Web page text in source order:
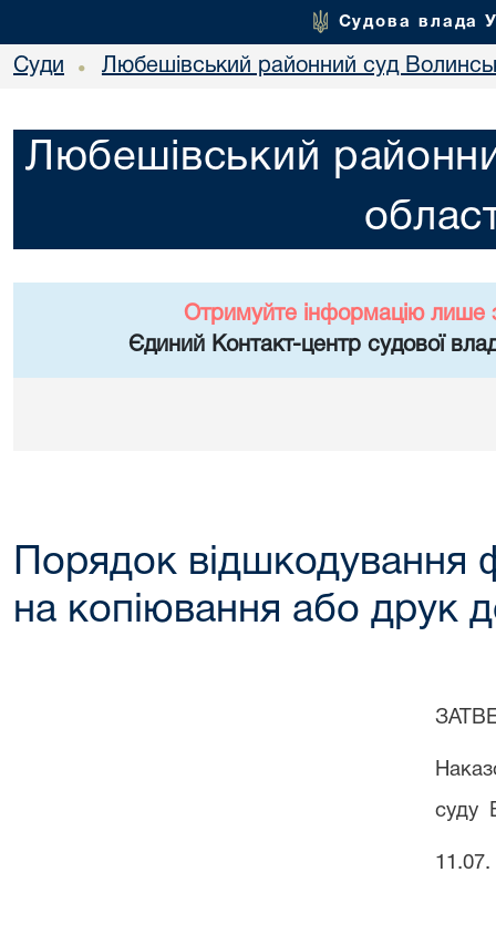
Судова влада
Суди • Любешівський районний суд
Любешівський
Отримуйте інформацію лише
Єдиний Контакт-центр судової
Порядок відшкодування
на копіювання або друк
суду